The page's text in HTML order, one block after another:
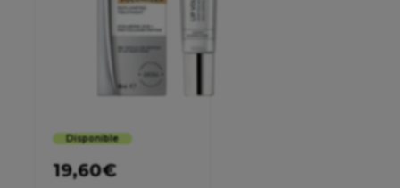
Disponible
19,60€